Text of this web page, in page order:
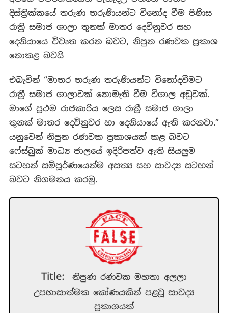
දිස්ත්‍රික්කයේ තරුණ තරුණියන්ට විනෝද වීම පිණිස
රාත්‍රි සමාජ ශාලා තුනක් මාතර දෙවිනුවර සහ
දෙනියායෙ විවෘත කරන බවට, නිපුන රණවක ප්‍රකාශ
නොකළ බවයි
එබැවින් “මාතර තරුණ තරුණියන්ට විනෝදවීමට
රාත්‍රී සමාජ ශාලාවක් නොමැති වීම විශාල අඩුවක්.
මාගේ ප්‍රථම රාජකාරිය ලෙස රාත්‍රී සමාජ ශාලා
තුනක් මාතර දෙවිනුවර හා දෙනියායේ ඇති කරනවා.”
යනුවෙන් නිපුන රණවක ප්‍රකාශයක් කළ බවට
ෆේස්බුක් මාධ්‍ය ජාලයේ ඉදිරිපත්ව ඇති සියලුම
සටහන් සම්පූර්ණයෙන්ම අසත්‍ය සහ සාවද්‍ය සටහන්
බවට නිගමනය කරමු.
Title:
නිපුණ රණවක මහතා අලලා
උපහාසාත්මක කෝණයකින් පළවූ සාවද්‍ය
ප්‍රකාශයක්